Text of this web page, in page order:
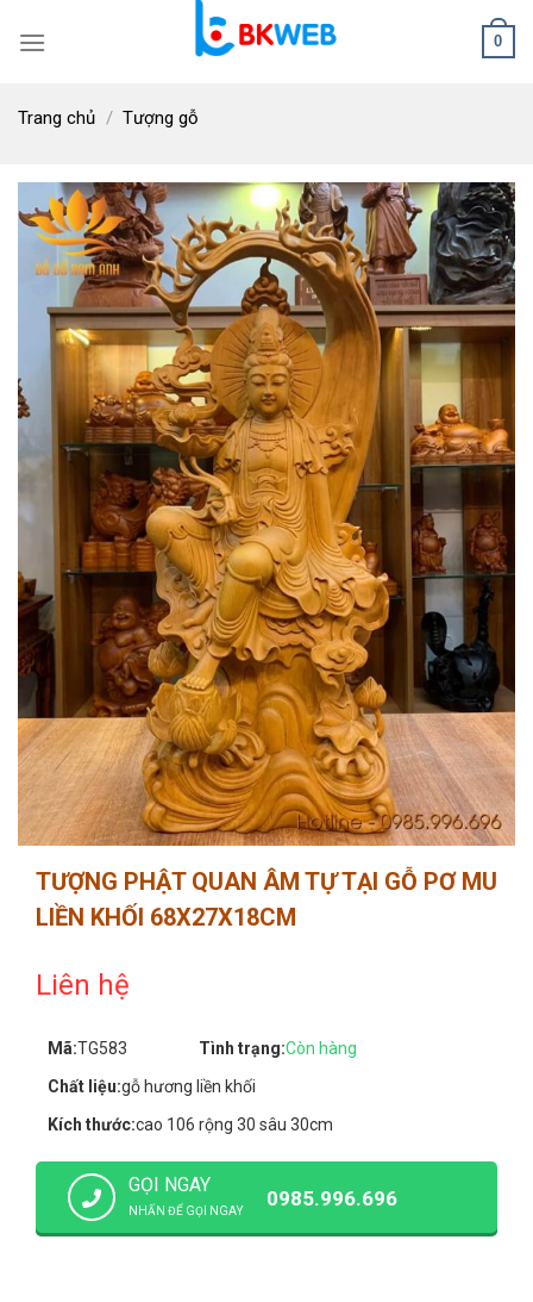
0
Trang chủ / Tượng gỗ
TƯỢNG PHẬT QUAN ÂM TỰ TẠI GỖ PƠ MU
LIỀN KHỐI 68X27X18CM
Liên hệ
Mã:TG583 Tình trạng:Còn hàng
Chất liệu:gỗ hương liền khối
Kích thước:cao 106 rộng 30 sâu 30cm
GỌI NGAY
NHẤN ĐỂ GỌI NGAY
0985.996.696